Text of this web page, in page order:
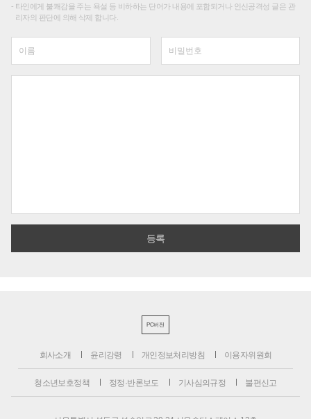
타인에게 불쾌감을 주는 욕설 등 비하하는 단어가 내용에 포함되거나 인신공격성 글은 관
리자의 판단에 의해 삭제 합니다.
PC버전
회사소개 윤리강령 개인정보처리방침 이용자위원회
청소년보호정책 정정·반론보도 기사심의규정 불편신고